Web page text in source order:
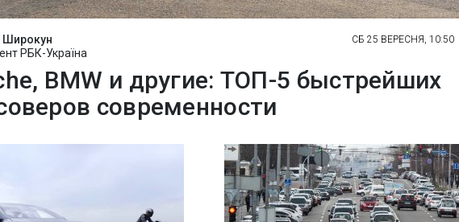
СБ 25 ВЕРЕСНЯ, 10:50
Широкун
РБК-Україна
BMW и другие: ТОП-5 быстрейших
современности